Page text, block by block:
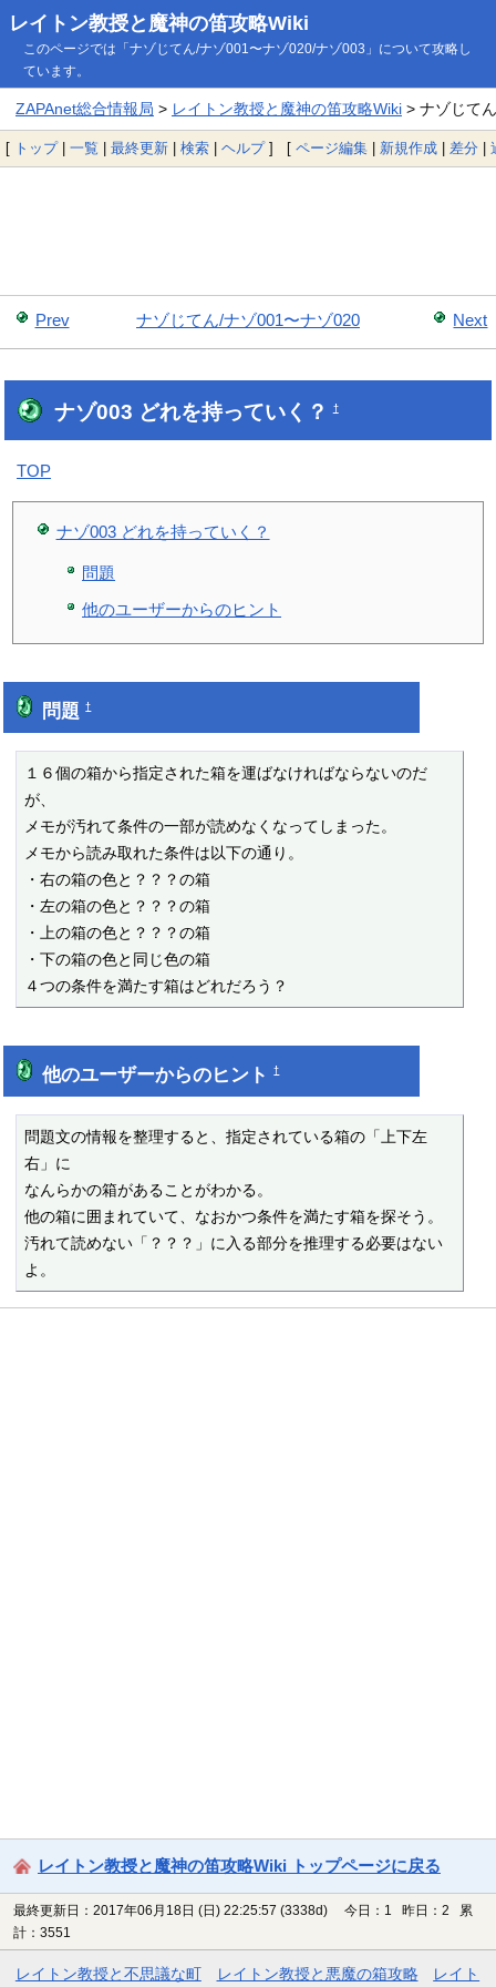
レイトン教授と魔神の笛攻略Wiki
このページでは「ナゾじてん/ナゾ001〜ナゾ020/ナゾ003」について攻略し
ています。
ZAPAnet総合情報局 > レイトン教授と魔神の笛攻略Wiki> ナゾじて
[ トップ| 一覧 | 最終更新 | 検索 | ヘルプ] [ ページ編集 | 新規作成 | 差分 |
Prev Next
ナゾじてん/ナゾ001〜ナゾ020
ナゾ003 どれを持っていく？†
TOP
ナゾ003 どれを持っていく？
問題
他のユーザーからのヒント
問題†
１６個の箱から指定された箱を運ばなければならないのだ
が、
メモが汚れて条件の一部が読めなくなってしまった。
メモから読み取れた条件は以下の通り。
・右の箱の色と？？？の箱
・左の箱の色と？？？の箱
・上の箱の色と？？？の箱
・下の箱の色と同じ色の箱
４つの条件を満たす箱はどれだろう？
他のユーザーからのヒント†
問題文の情報を整理すると、指定されている箱の「上下左
右」に
なんらかの箱があることがわかる。
他の箱に囲まれていて、なおかつ条件を満たす箱を探そう。
汚れて読めない「？？？」に入る部分を推理する必要はない
よ。
レイトン教授と魔神の笛攻略Wiki トップページに戻る
最終更新日：2017年06月18日 (日) 22:25:57 (3338d)
今日：1 昨日：2 累
計：3551
レイトン教授と不思議な町 レイトン教授と悪魔の箱攻略 レイト